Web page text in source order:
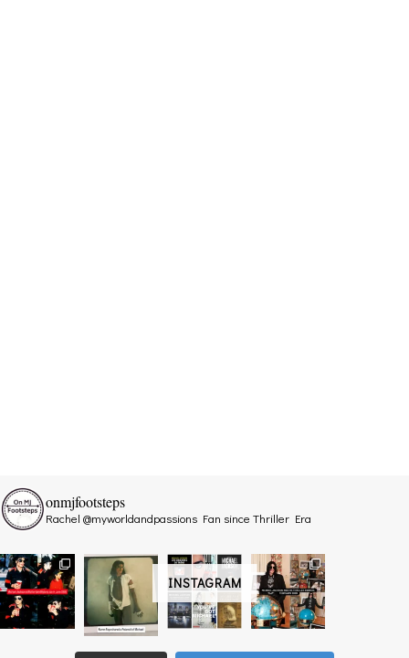
INSTAGRAM
onmjfootsteps
Rachel @myworldandpassions Fan since Thriller Era